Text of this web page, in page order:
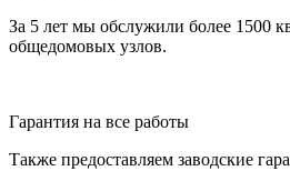
За 5 лет мы обслужили более 1500
общедомовых узлов.
Гарантия на все работы
Также предоставляем заводские